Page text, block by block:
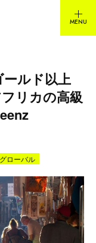
ルド以上
リカの高級
グローバル